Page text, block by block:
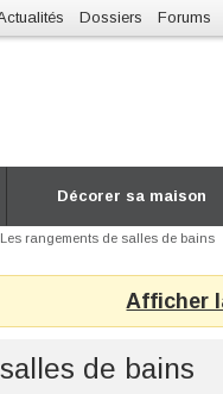
Dossiers Forums
Décorer sa maison
Les rangements de salles de bains
Afficher
de bains